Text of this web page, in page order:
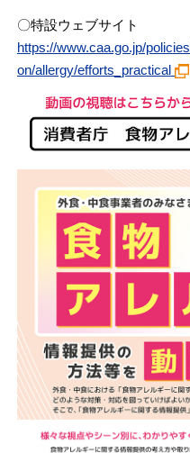
〇特設ウェブサイト
https://www.caa.go.jp/
on/allergy/efforts_practical